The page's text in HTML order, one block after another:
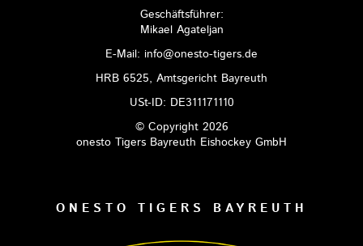
Geschäftsführer:
Mikael Agateljan
E-Mail: info@onesto-tigers.de
HRB 6525, Amtsgericht Bayreuth
USt-ID: DE311171110
© Copyright 2026
onesto Tigers Bayreuth Eishockey GmbH
ONESTO TIGERS BAYREUTH